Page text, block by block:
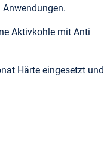
Aktivkohle mit Anti
Härte eingesetzt und